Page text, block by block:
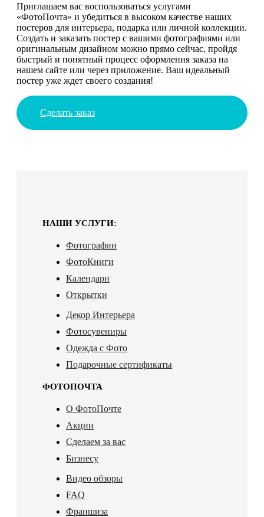
Приглашаем вас воспользоваться услугами
«ФотоПочта» и убедиться в высоком качестве наших
постеров для интерьера, подарка или личной коллекции.
Создать и заказать постер с вашими фотографиями или
оригинальным дизайном можно прямо сейчас, пройдя
быстрый и понятный процесс оформления заказа на
нашем сайте или через приложение. Ваш идеальный
постер уже ждет своего создания!
Сделать заказ
НАШИ УСЛУГИ:
Фотографии
ФотоКниги
Календари
Открытки
Декор Интерьера
Фотосувениры
Одежда с Фото
Подарочные сертификаты
ФОТОПОЧТА
О ФотоПочте
Акции
Сделаем за вас
Бизнесу
Видео обзоры
FAQ
Франшиза